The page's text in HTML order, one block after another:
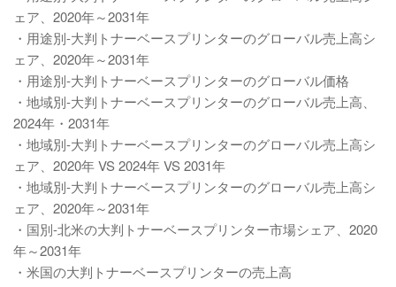
ェア、2020年～2031年
・用途別-大判トナーベースプリンターのグローバル売上高シ
ェア、2020年～2031年
・用途別-大判トナーベースプリンターのグローバル価格
・地域別-大判トナーベースプリンターのグローバル売上高、
2024年・2031年
・地域別-大判トナーベースプリンターのグローバル売上高シ
ェア、2020年 VS 2024年 VS 2031年
・地域別-大判トナーベースプリンターのグローバル売上高シ
ェア、2020年～2031年
・国別-北米の大判トナーベースプリンター市場シェア、2020
年～2031年
・米国の大判トナーベースプリンターの売上高